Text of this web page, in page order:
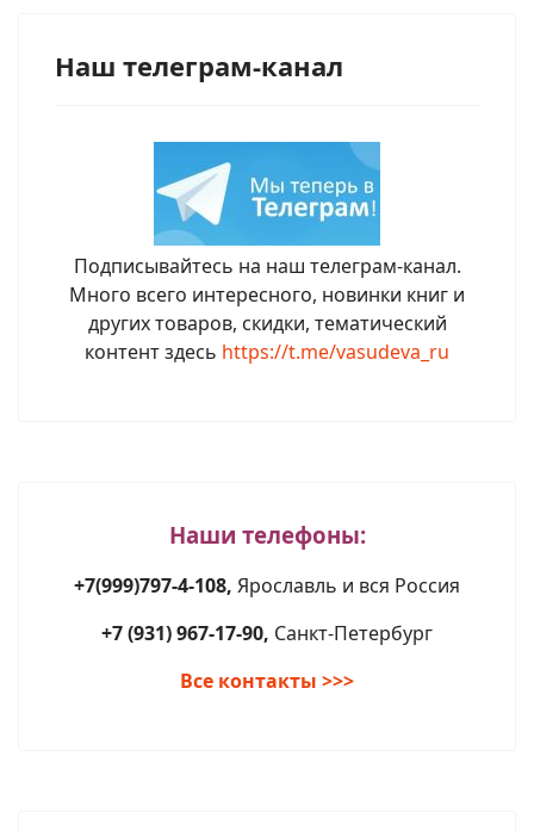
Наш телеграм-канал
Подписывайтесь на наш телеграм-канал.
Много всего интересного, новинки книг и
других товаров, скидки, тематический
контент здесь https://t.me/vasudeva_ru
Наши телефоны:
+7(999)797-4-108, Ярославль и вся Россия
+7 (931) 967-17-90, Санкт-Петербург
Все контакты >>>